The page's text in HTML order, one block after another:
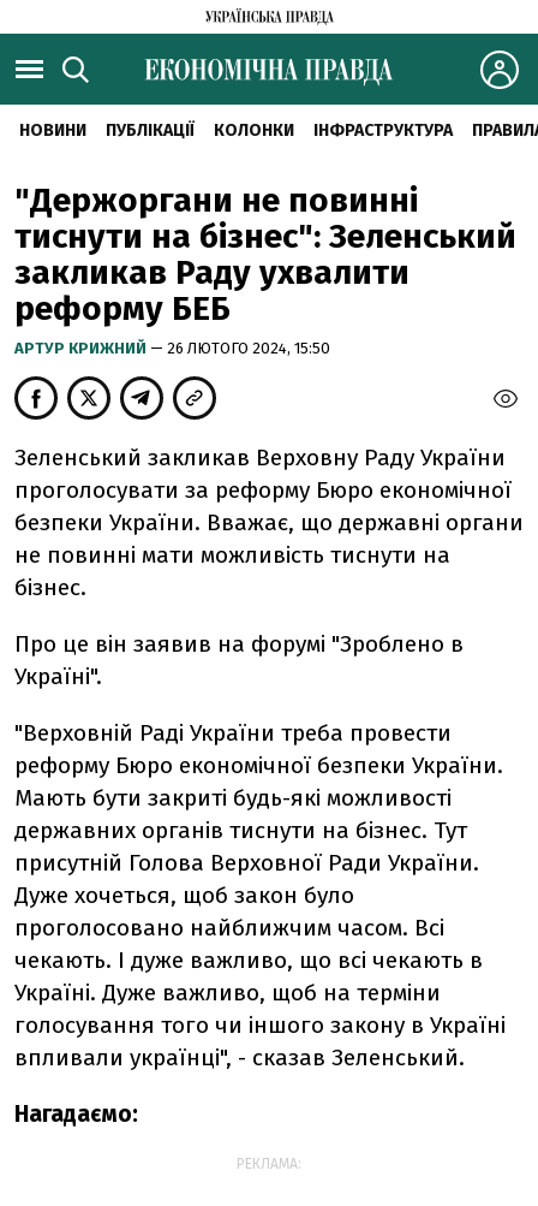
НОВИНИ ПУБЛІКАЦІЇ КОЛОНКИ ІНФРАСТРУКТУРА
"Держоргани не повинні
тиснути на бізнес": Зеленський
закликав Раду ухвалити
реформу БЕБ
АРТУР КРИЖНИЙ — 26 ЛЮТОГО 2024, 15:50
Зеленський закликав Верховну Раду України
проголосувати за реформу Бюро економічної
безпеки України. Вважає, що державні органи
не повинні мати можливість тиснути на
бізнес.
Про це він заявив на форумі "Зроблено в
Україні".
"Верховній Раді України треба провести
реформу Бюро економічної безпеки України.
Мають бути закриті будь-які можливості
державних органів тиснути на бізнес. Тут
присутній Голова Верховної Ради України.
Дуже хочеться, щоб закон було
проголосовано найближчим часом. Всі
чекають. І дуже важливо, що всі чекають в
Україні. Дуже важливо, щоб на терміни
голосування того чи іншого закону в Україні
впливали українці", - сказав Зеленський.
Нагадаємо:
РЕКЛАМА: